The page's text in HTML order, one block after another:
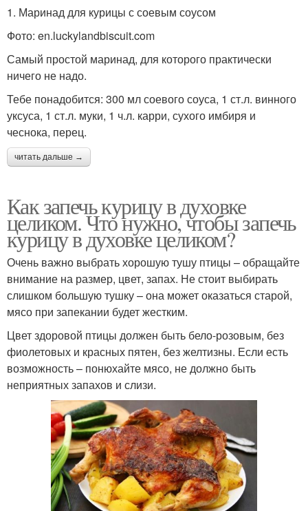
1. Маринад для курицы с соевым соусом
Фото: en.luckylandbiscuit.com
Самый простой маринад, для которого практически
ничего не надо.
Тебе понадобится: 300 мл соевого соуса, 1 ст.л. винного
уксуса, 1 ст.л. муки, 1 ч.л. карри, сухого имбиря и
чеснока, перец.
читать дальше →
Как запечь курицу в духовке
целиком. Что нужно, чтобы запечь
курицу в духовке целиком?
Очень важно выбрать хорошую тушу птицы – обращайте
внимание на размер, цвет, запах. Не стоит выбирать
слишком большую тушку – она может оказаться старой,
мясо при запекании будет жестким.
Цвет здоровой птицы должен быть бело-розовым, без
фиолетовых и красных пятен, без желтизны. Если есть
возможность – понюхайте мясо, не должно быть
неприятных запахов и слизи.